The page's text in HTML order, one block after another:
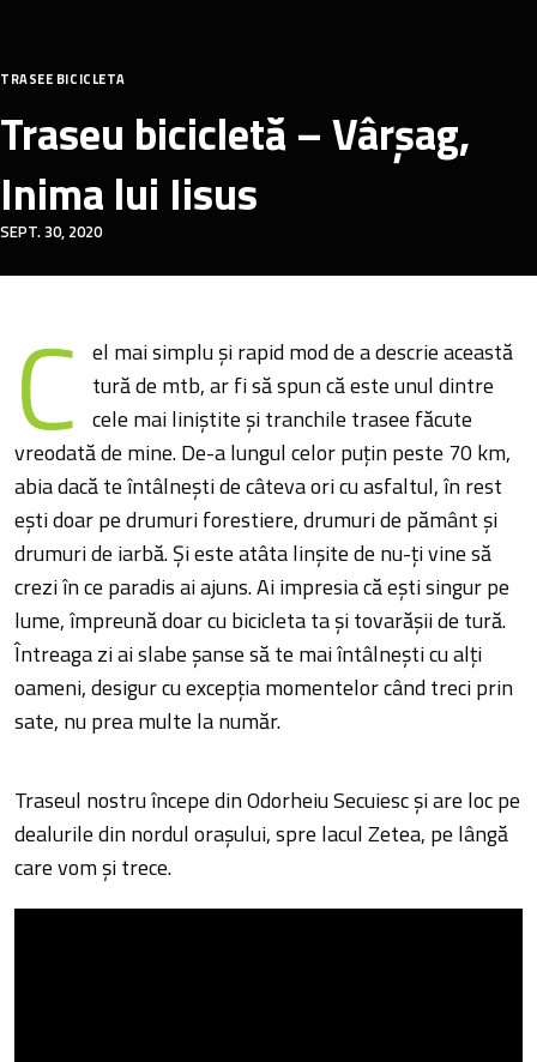
TRASEE BICICLETA
Traseu bicicletă – Vârșag,
Inima lui Iisus
SEPT. 30, 2020
C el mai simplu și rapid mod de a descrie această
tură de mtb, ar fi să spun că este unul dintre
cele mai liniștite și tranchile trasee făcute
vreodată de mine. De-a lungul celor puțin peste 70 km,
abia dacă te întâlnești de câteva ori cu asfaltul, în rest
ești doar pe drumuri forestiere, drumuri de pământ și
drumuri de iarbă. Și este atâta linșite de nu-ți vine să
crezi în ce paradis ai ajuns. Ai impresia că ești singur pe
lume, împreună doar cu bicicleta ta și tovarășii de tură.
Întreaga zi ai slabe șanse să te mai întâlnești cu alți
oameni, desigur cu excepția momentelor când treci prin
sate, nu prea multe la număr.
Traseul nostru începe din Odorheiu Secuiesc și are loc pe
dealurile din nordul orașului, spre lacul Zetea, pe lângă
care vom și trece.